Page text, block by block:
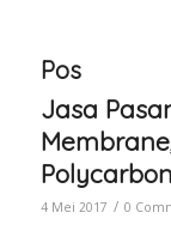
Pos
Jasa
4 Mei 2017 / 0